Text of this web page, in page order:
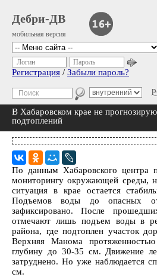
Дебри-ДВ
мобильная версия
Логин Пароль
Регистрация / Забыли пароль?
В Хабаровском крае не
подтоплений
По данным Хабаровского центра
мониторингу окружающей среды,
ситуация в крае остается
Подъемов воды до опасных
зафиксировано. После
отмечают лишь подъем воды в
района, где подтоплен участок
Верхняя Манома
глубину до 30-35 см. Движение
затруднено. Но уже наблюдается
см.